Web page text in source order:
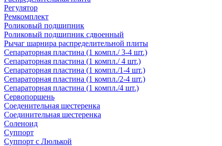
Регулятор
Ремкомплект
Роликовый подшипник
Роликовый подшипник сдвоенный
Рычаг шарнира распределительной плиты
Сепараторная пластина (1 компл./ 3-4 шт.)
Сепараторная пластина (1 компл./ 4 шт.)
Сепараторная пластина (1 компл./1-4 шт.)
Сепараторная пластина (1 компл./2-4 шт.)
Сепараторная пластина (1 компл./4 шт.)
Сервопоршень
Соеденительная шестеренка
Соединительная шестеренка
Соленоид
Суппорт
Суппорт с Люлькой